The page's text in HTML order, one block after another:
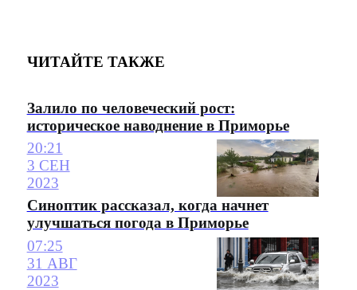
ЧИТАЙТЕ ТАКЖЕ
Залило по человеческий рост:
историческое наводнение в Приморье
20:21
3 СЕН
2023
Синоптик рассказал, когда начнет
улучшаться погода в Приморье
07:25
31 АВГ
2023